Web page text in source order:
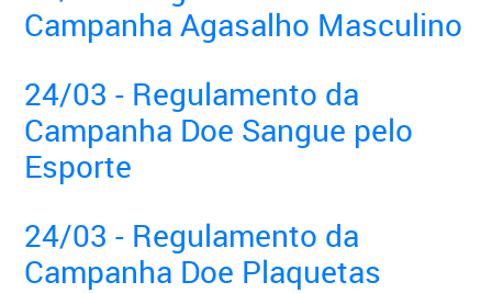
Campanha Agasalho Masculino
24/03 - Regulamento da
Campanha Doe Sangue pelo
Esporte
24/03 - Regulamento da
Campanha Doe Plaquetas